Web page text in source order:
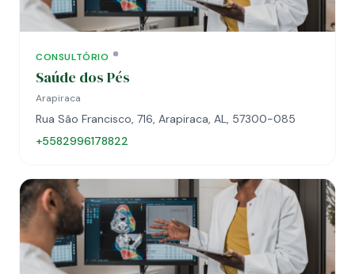
CONSULTÓRIO
Saúde dos Pés
Arapiraca
Rua São Francisco, 716, Arapiraca, AL, 57300-085
+5582996178822